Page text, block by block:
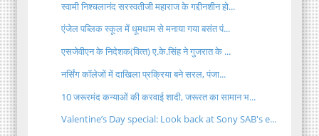
स्वामी निश्चलानंद सरस्वतीजी महाराज के गद्दीनशीन हो...
एंजेल पब्लिक स्कूल में धूमधाम से मनाया गया बसंत पं...
एसजेवीएन के निदेशक(वित्‍त) ए.के.सिंह ने गुजरात के ...
नर्सिंग कॉलेजों में दाखिला प्रक्रिया बने सरल, पंजा...
10 जरूरमंद कन्याओं की करवाई शादी, जरूरत का सामान भ...
Valentine’s Day special: Look back at Sony SAB's e...